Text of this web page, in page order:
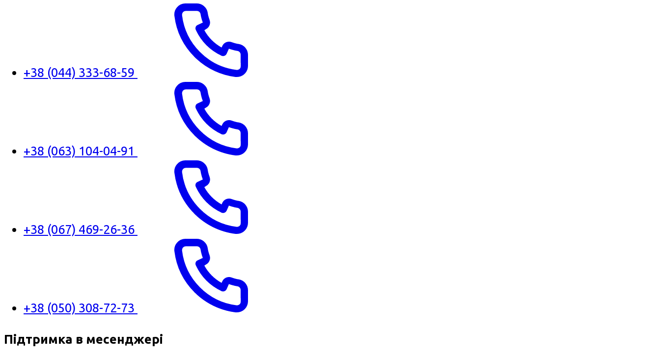
+38 (044) 333-68-59
+38 (063) 104-04-91
+38 (067) 469-26-36
+38 (050) 308-72-73
Підтримка в месенджері